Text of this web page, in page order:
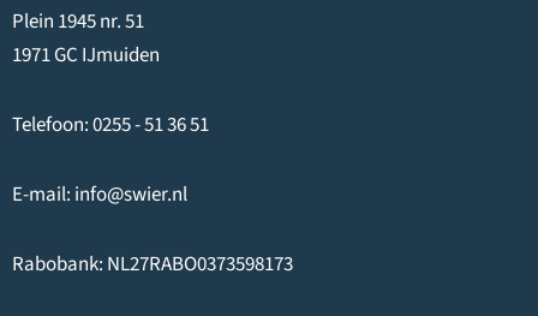
Plein 1945 nr. 51
1971 GC IJmuiden
Telefoon:0255 - 51 36 51
E-mail: info@swier.nl
Rabobank: NL27RABO0373598173